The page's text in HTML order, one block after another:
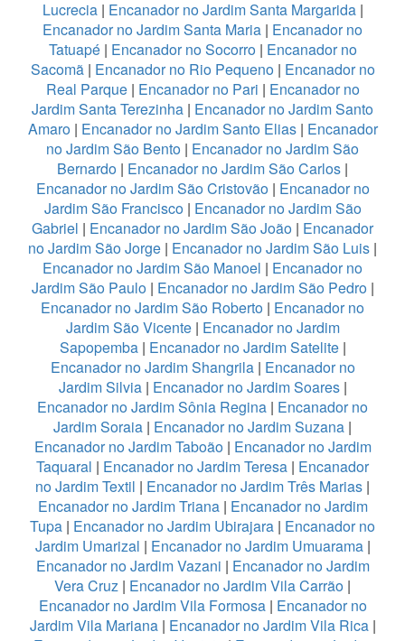
Lucrecia| Encanador no Jardim Santa Margarida|
Encanador no Jardim Santa Maria | Encanador no
Tatuapé| Encanador no Socorro| Encanador no
Sacomã| Encanador no Rio Pequeno| Encanador no
Real Parque| Encanador no Pari | Encanador no
Jardim Santa Terezinha | Encanador no Jardim Santo
Amaro| Encanador no Jardim Santo Elias| Encanador
no Jardim São Bento | Encanador no Jardim São
Bernardo | Encanador no Jardim São Carlos |
Encanador no Jardim São Cristovão| Encanador no
Jardim São Francisco| Encanador no Jardim São
Gabriel | Encanador no Jardim São João | Encanador
no Jardim São Jorge | Encanador no Jardim São Luis |
Encanador no Jardim São Manoel | Encanador no
Jardim São Paulo| Encanador no Jardim São Pedro|
Encanador no Jardim São Roberto | Encanador no
Jardim São Vicente| Encanador no Jardim
Sapopemba| Encanador no Jardim Satelite|
Encanador no Jardim Shangrila| Encanador no
Jardim Silvia| Encanador no Jardim Soares|
Encanador no Jardim Sônia Regina | Encanador no
Jardim Soraia | Encanador no Jardim Suzana |
Encanador no Jardim Taboão| Encanador no Jardim
Taquaral | Encanador no Jardim Teresa | Encanador
no Jardim Textil | Encanador no Jardim Três Marias |
Encanador no Jardim Triana| Encanador no Jardim
Tupa | Encanador no Jardim Ubirajara | Encanador no
Jardim Umarizal | Encanador no Jardim Umuarama|
Encanador no Jardim Vazani | Encanador no Jardim
Vera Cruz | Encanador no Jardim Vila Carrão |
Encanador no Jardim Vila Formosa| Encanador no
Jardim Vila Mariana| Encanador no Jardim Vila Rica|